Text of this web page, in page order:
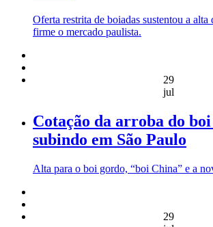
Oferta restrita de boiadas sustentou a alta
firme o mercado paulista.
29
jul
Cotação da arroba do
subindo em São Paulo
Alta para o boi gordo, “boi China” e a
29